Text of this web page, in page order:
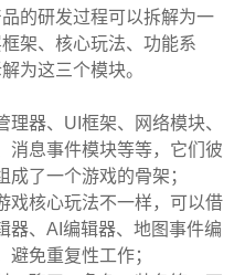
的研发过程可以拆解为一
架、核心玩法、功能系
为这三个模块。
器、UI框架、网络模块、
消息事件模块等等，它们彼
成了一个游戏的骨架；
戏核心玩法不一样，可以借
器、AI编辑器、地图事件编
免重复性工作；